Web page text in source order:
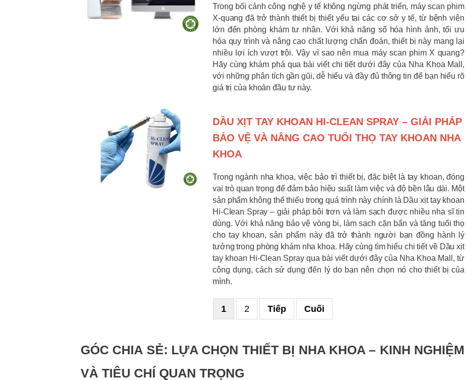
Trong bối cảnh công nghệ y tế không ngừng phát triển, máy scan phim
X-quang đã trở thành thiết bị thiết yếu tại các cơ sở y tế, từ bệnh viện
lớn đến phòng khám tư nhân. Với khả năng số hóa hình ảnh, tối ưu
hóa quy trình và nâng cao chất lượng chẩn đoán, thiết bị này mang lại
nhiều lợi ích vượt trội. Vậy vì sao nên mua máy scan phim X quang?
Hãy cùng khám phá qua bài viết chi tiết dưới đây của Nha Khoa Mall,
với những phân tích gần gũi, dễ hiểu và đầy đủ thông tin để bạn hiểu rõ
giá trị của khoản đầu tư này.
DẦU XỊT TAY KHOAN HI-CLEAN SPRAY – GIẢI PHÁP
BẢO VỆ VÀ NÂNG CAO TUỔI THỌ TAY KHOAN NHA
KHOA
Trong ngành nha khoa, việc bảo trì thiết bị, đặc biệt là tay khoan, đóng
vai trò quan trọng để đảm bảo hiệu suất làm việc và độ bền lâu dài. Một
sản phẩm không thể thiếu trong quá trình này chính là Dầu xịt tay khoan
Hi-Clean Spray – giải pháp bôi trơn và làm sạch được nhiều nha sĩ tin
dùng. Với khả năng bảo vệ vòng bi, làm sạch cặn bẩn và tăng tuổi thọ
cho tay khoan, sản phẩm này đã trở thành người bạn đồng hành lý
tưởng trong phòng khám nha khoa. Hãy cùng tìm hiểu chi tiết về Dầu xịt
tay khoan Hi-Clean Spray qua bài viết dưới đây của Nha Khoa Mall, từ
công dụng, cách sử dụng đến lý do bạn nên chọn nó cho thiết bị của
mình.
1 2 Tiếp Cuối
GÓC CHIA SẺ: LỰA CHỌN THIẾT BỊ NHA KHOA – KINH NGHIỆM
VÀ TIÊU CHÍ QUAN TRỌNG